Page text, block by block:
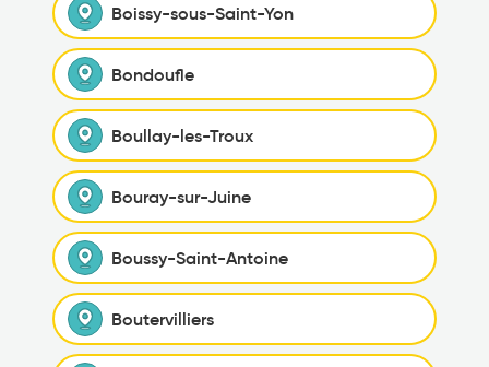
Boissy-sous-Saint-Yon
Bondoufle
Boullay-les-Troux
Bouray-sur-Juine
Boussy-Saint-Antoine
Boutervilliers